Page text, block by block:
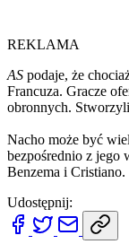
REKLAMA
AS podaje, że
Francuza. Gracze
obronnych.
Nacho może być
bezpośrednio z jego
Benzema i Cristiano.
Udostępnij: